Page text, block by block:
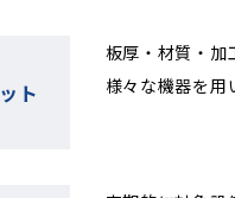
ト
板厚・材質・加
様々な機器を用